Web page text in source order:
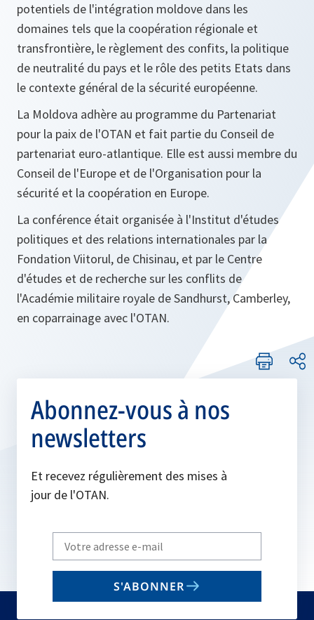
potentiels de l'intégration moldove dans les
domaines tels que la coopération régionale et
transfrontière, le règlement des confits, la politique
de neutralité du pays et le rôle des petits Etats dans
le contexte général de la sécurité européenne.
La Moldova adhère au programme du Partenariat
pour la paix de l'OTAN et fait partie du Conseil de
partenariat euro-atlantique. Elle est aussi membre du
Conseil de l'Europe et de l'Organisation pour la
sécurité et la coopération en Europe.
La conférence était organisée à l'Institut d'études
politiques et des relations internationales par la
Fondation Viitorul, de Chisinau, et par le Centre
d'études et de recherche sur les conflits de
l'Académie militaire royale de Sandhurst, Camberley,
en coparrainage avec l'OTAN.
Abonnez-vous à nos
newsletters
Et recevez régulièrement des mises à
jour de l'OTAN.
Write
your
email
S'ABONNER